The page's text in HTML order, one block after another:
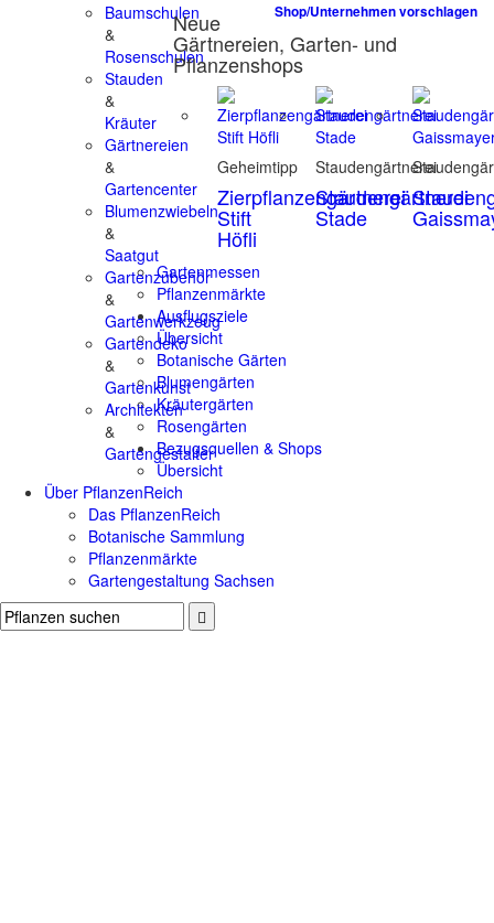
Baumschulen
&
Rosenschulen
Stauden
&
Kräuter
Gärtnereien
&
Gartencenter
Blumenzwiebeln
&
Saatgut
Gartenzubehör
&
Gartenwerkzeug
Gartendeko
&
Gartenkunst
Architekten
&
Gartengestalter
Shop/Unternehmen vorschlagen
Neue
Gärtnereien, Garten- und
Pflanzenshops
Geheimtipp
Zierpflanzengärtnerei
Stift
Höfli
Staudengärtnerei
Staudengärtnerei
Stade
Gartenmessen
Pflanzenmärkte
Ausflugsziele
Übersicht
Botanische Gärten
Blumengärten
Kräutergärten
Rosengärten
Bezugsquellen & Shops
Übersicht
Über PflanzenReich
Das PflanzenReich
Botanische Sammlung
Pflanzenmärkte
Gartengestaltung Sachsen